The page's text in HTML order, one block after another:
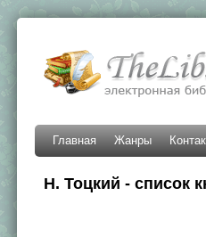
Главная Жанры
Н. Тоцкий - список